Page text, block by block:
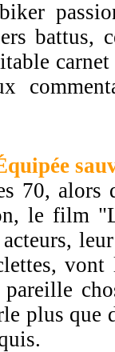
battus,
70, alors
le film
plus que